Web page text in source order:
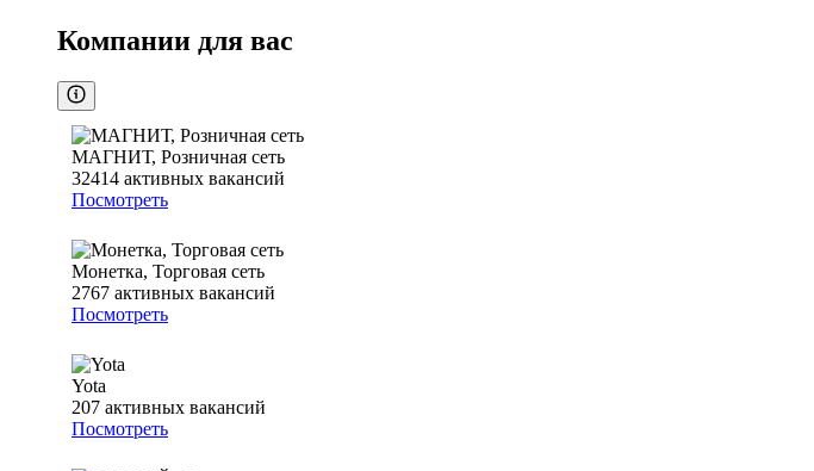
Компании для вас
МАГНИТ, Розничная сеть
32414 активных вакансий
Посмотреть
Монетка, Торговая сеть
2767 активных вакансий
Посмотреть
Yota
207 активных вакансий
Посмотреть